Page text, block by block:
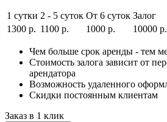
1 сутки 2 - 5 суток От 6 суток Залог
1300 р. 1100 р. 1000 р. 10000 р.
Чем больше срок аренды - тем
Стоимость залога зависит от
арендатора
Возможность удаленного
Скидки постоянным клиентам
Заказ в 1 клик